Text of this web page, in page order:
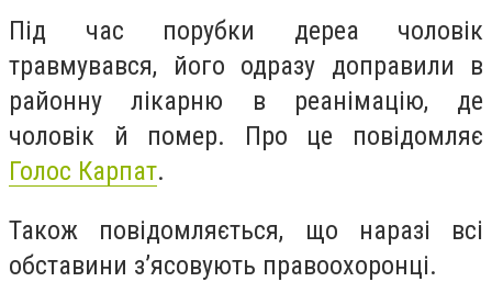
Під час порубки дереа чоловік
травмувався, його одразу доправили в
районну лікарню в реанімацію, де
чоловік й помер. Про це повідомляє
Голос Карпат.
Також повідомляється, що наразі всі
обставини з’ясовують правоохоронці.